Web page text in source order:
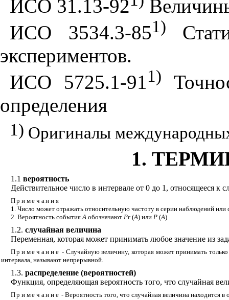
ИСО 31.13-92
ИСО 3534.3-851)
экспериментов.
ИСО 5725.1-911)
определения
1) Оригиналы
1.
1.1 вероятность
Действительное число в интервале от 0 до 1, относящееся к
Примечания
1. Число может отражать относительную частоту в серии наблюдений или
2. Вероятность события А обозначают Рr(А) или Р(А)
1.2. случайная величина
Переменная, которая может принимать любое значение из
Примечание - Случайную величину, которая может принимать
интервала, называют непрерывной.
1.3. распределение (вероятностей)
Функция, определяющая вероятность того, что случайная
Примечание - Вероятность того, что случайная величина находится в